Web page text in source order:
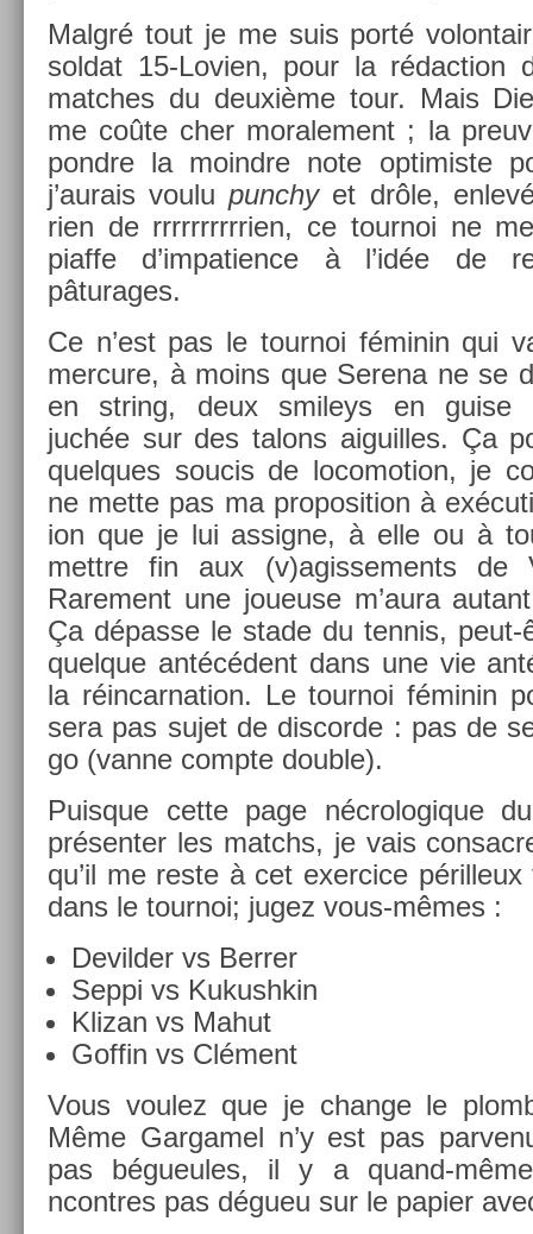
Malgré tout je me suis porté
sol­dat 15-Lovien, pour la rédac­tion
matches du deuxième tour. Mais
me coûte cher morale­ment ; la
pondre la moindre note opt­imis­te
j’aurais voulupunchyet drôle,
rien de rrrrrrrrrri­en, ce tour­noi ne
piaf­fe d’im­pati­ence à l’idée de
pâturages.
Ce n’est pas le tour­noi féminin qui
mer­cure, à moins que Serena ne se
en str­ing, deux smileys en guise
juchée sur des talons aiguil­les. Ça
quel­ques soucis de loc­omo­tion, je
ne mette pas ma pro­posi­tion à
ion que je lui as­sig­ne, à elle ou à
mettre fin aux (v)agis­se­ments de
Rare­ment une joueuse m’aura
Ça dépasse le stade du ten­nis, peut-
quel­que antécédent dans une vie
la réin­carna­tion. Le tour­noi féminin
sera pas sujet de dis­cor­de : pas de
go (vanne com­pte doub­le).
Puis­que cette page nécrologique
présent­er les matchs, je vais
qu’il me reste à cet ex­er­cice
dans le tour­noi; jugez vous-mêmes :
De­vild­er vs Be­rr­er
Seppi vs Kukushkin
Klizan vs Mahut
Gof­fin vs Clément
Vous voulez que je chan­ge le
Même Gar­gamel n’y est pas
pas bégueules, il y a quand-
ncontres pas dégueu sur le papi­er